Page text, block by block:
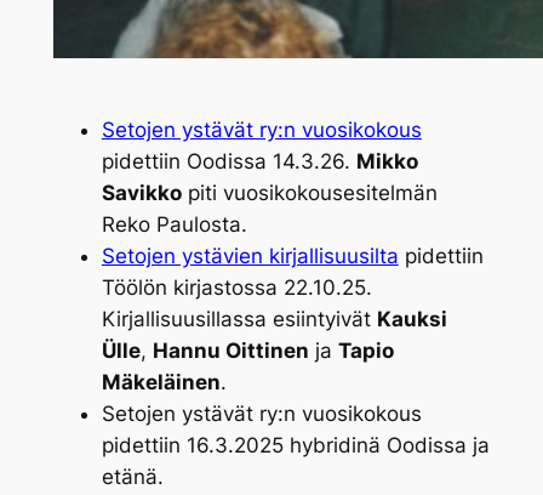
Setojen ystävät ry:n vuosikokous
pidettiin Oodissa 14.3.26. Mikko
Savikkopiti vuosikokousesitelmän
Reko Paulosta.
Setojen ystävien kirjallisuusilta pidettiin
Töölön kirjastossa 22.10.25.
Kirjallisuusillassa esiintyivät Kauksi
Ülle, Hannu Oittinen ja Tapio
Mäkeläinen.
Setojen ystävät ry:n vuosikokous
pidettiin 16.3.2025 hybridinä Oodissa ja
etänä.